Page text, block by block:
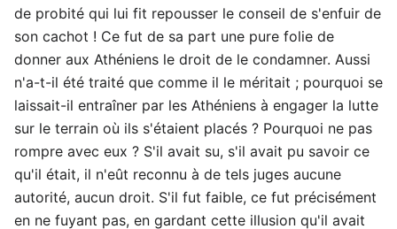
de probité qui lui fit repousser le conseil de s'enfuir de
son cachot ! Ce fut de sa part une pure folie de
donner aux Athéniens le droit de le condamner. Aussi
n'a-t-il été traité que comme il le méritait ; pourquoi se
laissait-il entraîner par les Athéniens à engager la lutte
sur le terrain où ils s'étaient placés ? Pourquoi ne pas
rompre avec eux ? S'il avait su, s'il avait pu savoir ce
qu'il était, il n'eût reconnu à de tels juges aucune
autorité, aucun droit. S'il fut faible, ce fut précisément
en ne fuyant pas, en gardant cette illusion qu'il avait